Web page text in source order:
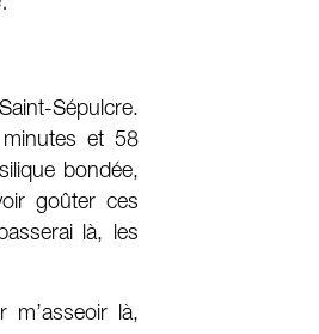
Sépulcre.
et 58
bondée,
goûter ces
là, les
m’asseoir là,